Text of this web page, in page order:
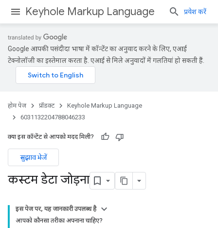
Keyhole Markup Language प्रवेश करें
Google आपकी पसंदीदा भाषा में कॉन्टेंट का अनुवाद करने के लिए, एआई
टेक्नोलॉजी का इस्तेमाल करता है. एआई से मिले अनुवादों में गलतियां हो सकती हैं.
होम पेज प्रॉडक्ट
Keyhole Markup Language
6031132204788046233
क्या इस कॉन्टेंट से आपको मदद मिली?
सुझाव भेजें
कस्टम डेटा जोड़ना
इस पेज पर, यह जानकारी उपलब्ध है
आपको कौनसा तरीका अपनाना चाहिए?